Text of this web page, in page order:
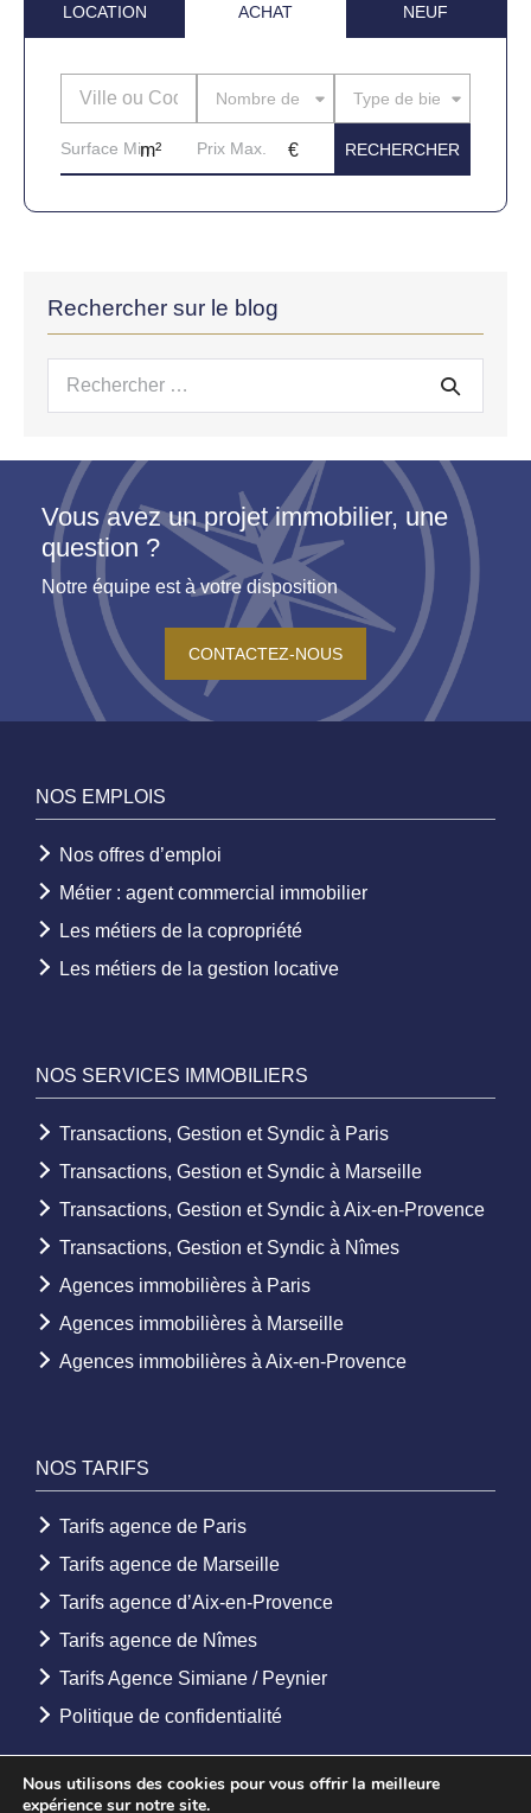
LOCATION ACHAT NEUF
Nombre de piècesType de bien
Rechercher sur le blog
Recherche
Vous avez un projet immobilier, une
question ?
Notre équipe est à votre disposition
CONTACTEZ-NOUS
NOS EMPLOIS
Nos offres d’emploi
Métier : agent commercial immobilier
Les métiers de la copropriété
Les métiers de la gestion locative
NOS SERVICES IMMOBILIERS
Transactions, Gestion et Syndic à Paris
Transactions, Gestion et Syndic à Marseille
Transactions, Gestion et Syndic à Aix-en-Provence
Transactions, Gestion et Syndic à Nîmes
Agences immobilières à Paris
Agences immobilières à Marseille
Agences immobilières à Aix-en-Provence
NOS TARIFS
Tarifs agence de Paris
Tarifs agence de Marseille
Tarifs agence d’Aix-en-Provence
Tarifs agence de Nîmes
Tarifs Agence Simiane / Peynier
Politique de confidentialité
Nous utilisons des cookies pour vous offrir la meilleure
expérience sur notre site.